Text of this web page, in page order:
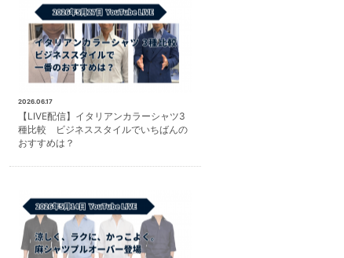
2026.06.17
【LIVE配信】イタリアンカラーシャツ3
種比較 ビジネススタイルでいちばんの
おすすめは？